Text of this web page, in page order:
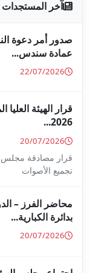
بالدائرة
المستقلة للانتخابات
للانتخابات